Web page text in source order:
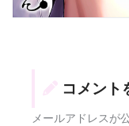
コメント
メールアドレスが